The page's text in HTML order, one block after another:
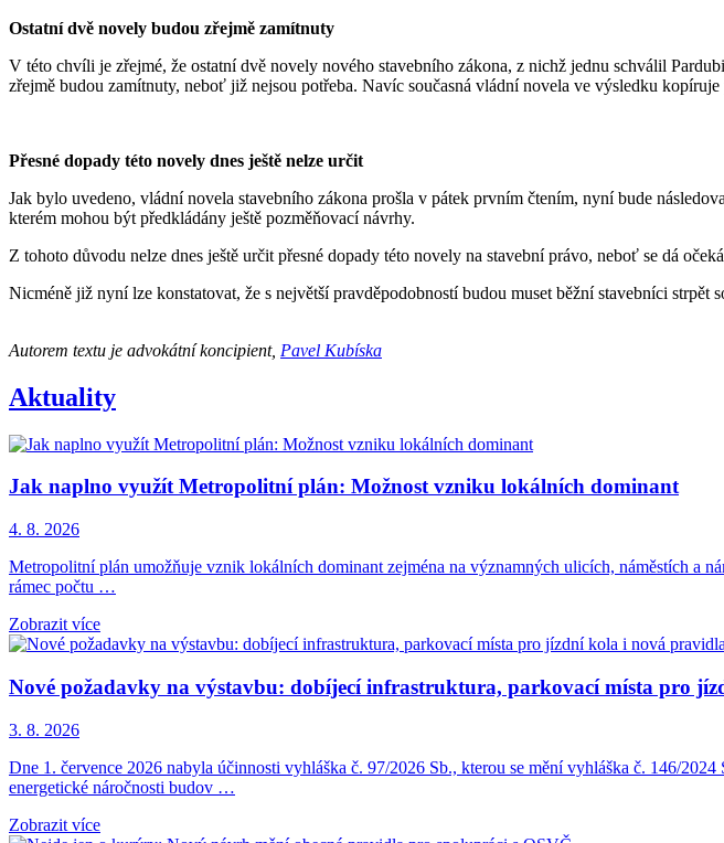
Ostatní dvě novely budou zřejmě zamítnuty
V této chvíli je zřejmé, že ostatní dvě novely nového stavebního zákona, z nichž jednu schválil
zřejmě budou zamítnuty, neboť již nejsou potřeba. Navíc současná vládní novela ve výsledku
Přesné dopady této novely dnes ještě nelze určit
Jak bylo uvedeno, vládní novela stavebního zákona prošla v pátek prvním čtením, nyní bude
kterém mohou být předkládány ještě pozměňovací návrhy.
Z tohoto důvodu nelze dnes ještě určit přesné dopady této novely na stavební právo, neboť se dá
Nicméně již nyní lze konstatovat, že s největší pravděpodobností budou muset běžní stavebníci strpět
Autorem textu je advokátní koncipient, Pavel Kubíska
Aktuality
Jak naplno využít Metropolitní plán: Možnost vzniku lokálních dominant
4. 8. 2026
Metropolitní plán umožňuje vznik lokálních dominant zejména na významných ulicích, náměstích a
rámec počtu …
Zobrazit více
Nové požadavky na výstavbu: dobíjecí infrastruktura, parkovací místa pro
3. 8. 2026
Dne 1. července 2026 nabyla účinnosti vyhláška č. 97/2026 Sb., kterou se mění vyhláška č. 146/
energetické náročnosti budov …
Zobrazit více